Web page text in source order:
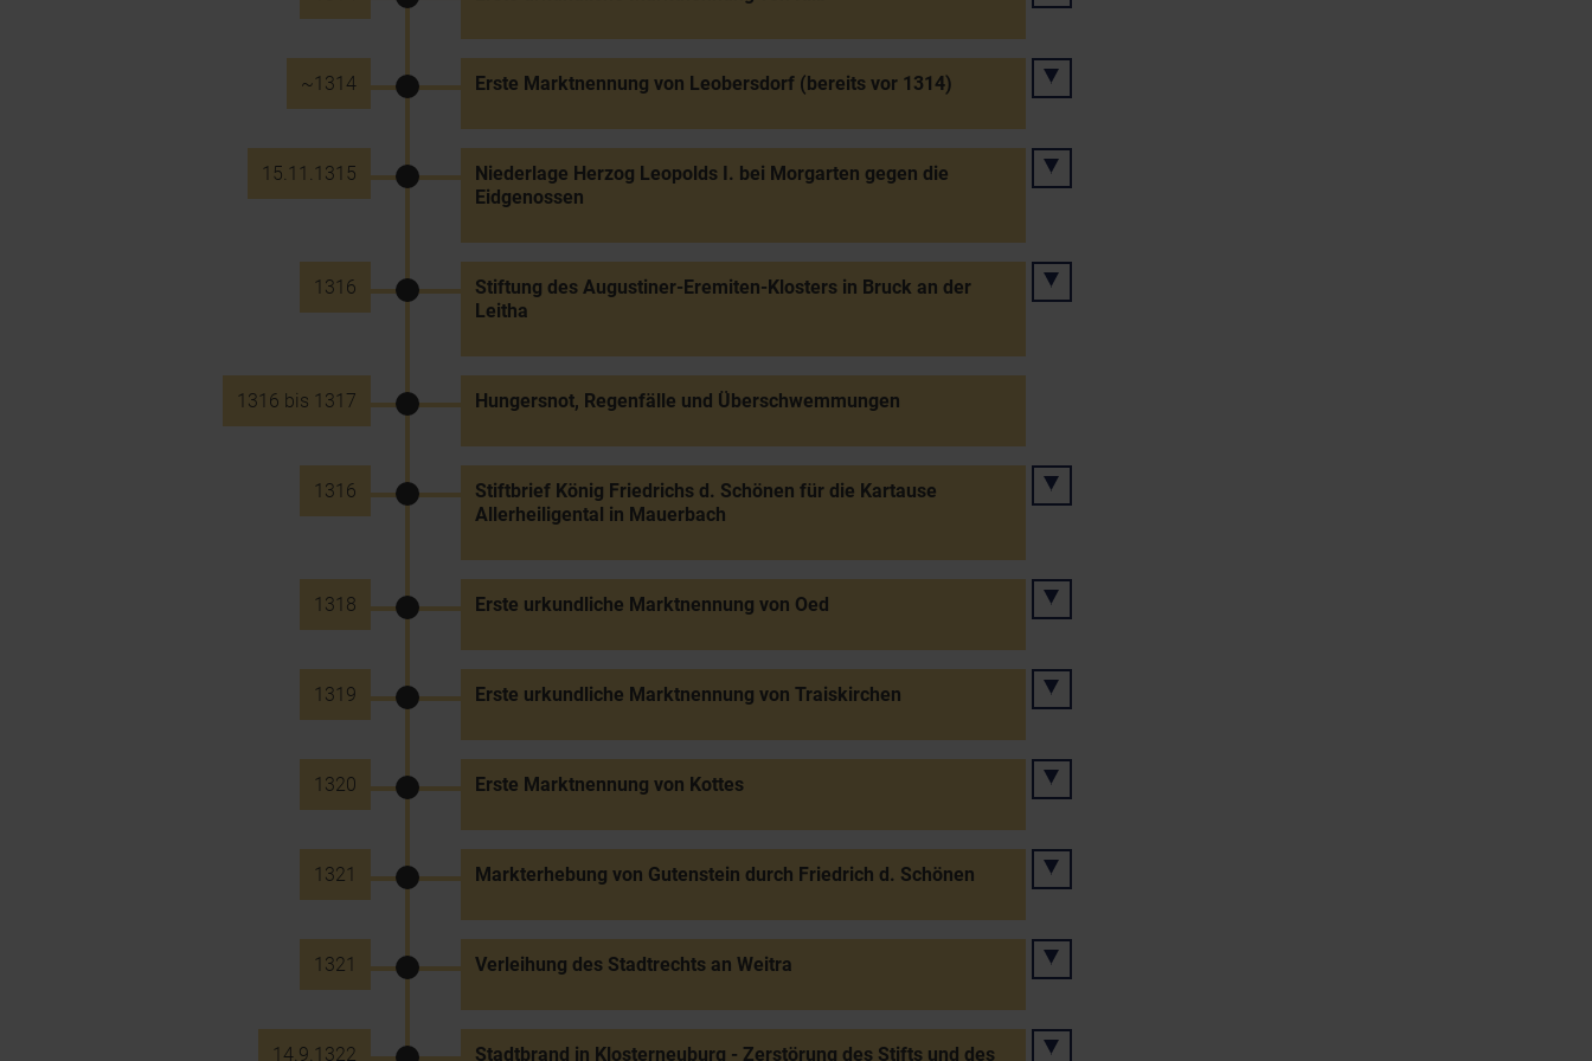
~1314 Erste Marktnennung von Leobersdorf (bereits vor 1314)
15.11.1315
Niederlage Herzog Leopolds I. bei Morgarten gegen die
Eidgenossen
1316
Stiftung des Augustiner-Eremiten-Klosters in Bruck an der
Leitha
1316 bis 1317 Hungersnot, Regenfälle und Überschwemmungen
1316
Stiftbrief König Friedrichs d. Schönen für die Kartause
Allerheiligental in Mauerbach
1318 Erste urkundliche Marktnennung von Oed
1319 Erste urkundliche Marktnennung von Traiskirchen
1320 Erste Marktnennung von Kottes
1321 Markterhebung von Gutenstein durch Friedrich d. Schönen
1321 Verleihung des Stadtrechts an Weitra
14.9.1322 Stadtbrand in Klosterneuburg - Zerstörung des Stifts und des